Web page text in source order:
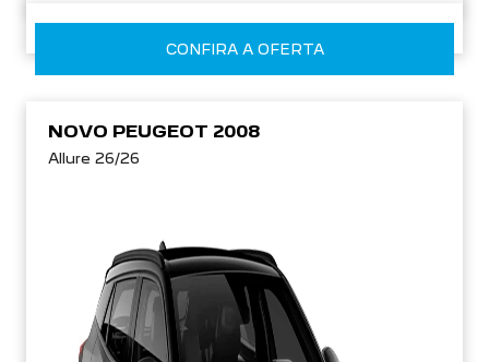
CONFIRA A OFERTA
NOVO PEUGEOT 2008
Allure 26/26